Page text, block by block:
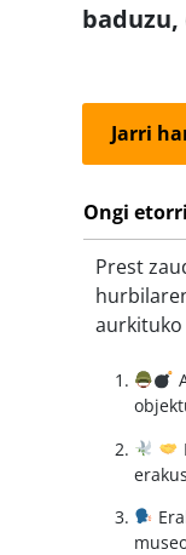
baduzu,
Jarri
Ongi
Prest